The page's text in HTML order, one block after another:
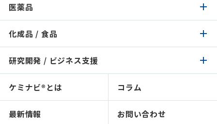
化粧品トップ
製品検索
イチオシ原料
認証 / サステナビリティ
感触で選ぶ
医薬品
医薬品トップ
製品検索
イチオシ原料
処方検索
化成品 / 食品
化成品 / 食品トップ
製品検索
ソリューション技術
研究開発 / ビジネス支援
研究開発 / ビジネス支援トップ
人材育成～開放研究室
ケミナビ®とは コラム
最新情報 お問い合わせ